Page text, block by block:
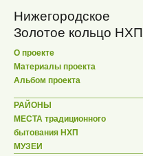
Нижегородское
Золотое кольцо НХП
О проекте
Материалы проекта
Альбом проекта
РАЙОНЫ
МЕСТА традиционного
бытования НХП
МУЗЕИ